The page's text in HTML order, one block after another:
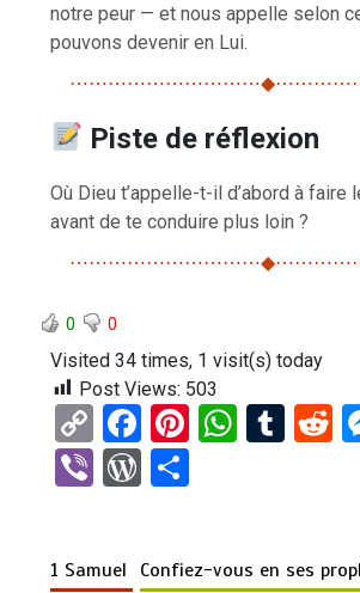
notre peur — et nous appelle selon
pouvons devenir en Lui.
Piste de réflexion
Où Dieu t’appelle-t-il d’abord à faire
avant de te conduire plus loin ?
0 0
Visited 34 times, 1 visit(s) today
Post Views: 503
C
o
py
n
F
a
ce
o
Pi
t
W
A
T
r
R
t
Vi W
Pr g
1 Samuel Confiez-vous en ses